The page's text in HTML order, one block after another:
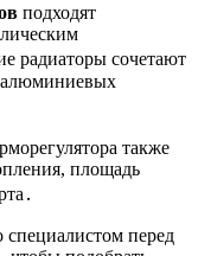
подходят
радиаторы сочетают
алюминиевых
также
площадь
специалистом перед